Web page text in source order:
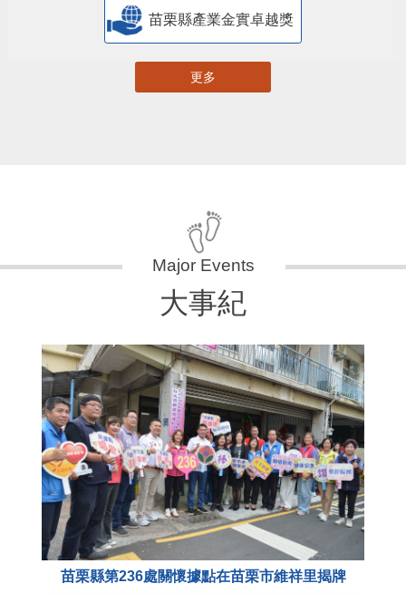
苗栗縣產業金實卓越獎
更多
大事紀
苗栗縣第236處關懷據點在苗栗市維祥里揭牌